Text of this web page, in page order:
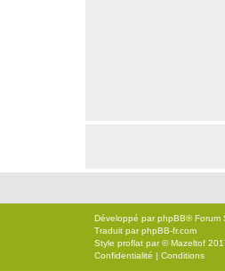
Développé parphpBB® Forum
Traduit parphpBB-fr.com
Style proflat par ©Mazeltof
Confidentialité | Conditions